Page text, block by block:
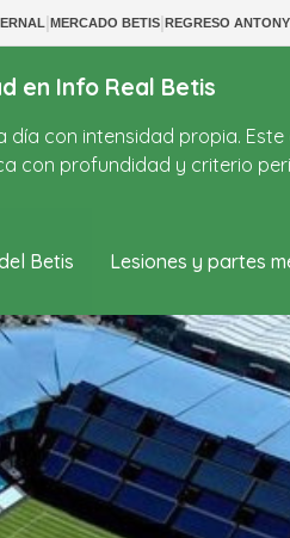
|MERCADO BETIS|REGRESO ANTONY
en Info Real Betis
día con intensidad propia.
con profundidad y criterio
Betis Lesiones y partes